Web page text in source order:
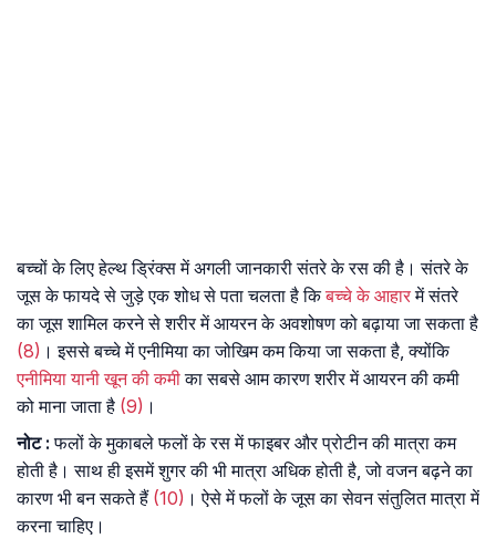
बच्चों के लिए हेल्थ ड्रिंक्स में अगली जानकारी संतरे के रस की है। संतरे के
जूस के फायदे से जुड़े एक शोध से पता चलता है किबच्चे के आहारमें संतरे
का जूस शामिल करने से शरीर में आयरन के अवशोषण को बढ़ाया जा सकता है
(8) । इससे बच्चे में एनीमिया का जोखिम कम किया जा सकता है, क्योंकि
एनीमिया यानी खून की कमीका सबसे आम कारण शरीर में आयरन की कमी
को माना जाता है (9) ।
नोट:फलों के मुकाबले फलों के रस में फाइबर और प्रोटीन की मात्रा कम
होती है। साथ ही इसमें शुगर की भी मात्रा अधिक होती है, जो वजन बढ़ने का
कारण भी बन सकते हैं (10) । ऐसे में फलों के जूस का सेवन संतुलित मात्रा में
करना चाहिए।